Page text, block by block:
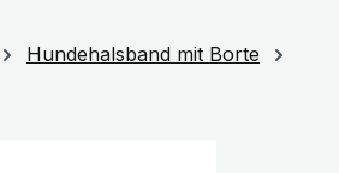
Hundehalsband mit Borte